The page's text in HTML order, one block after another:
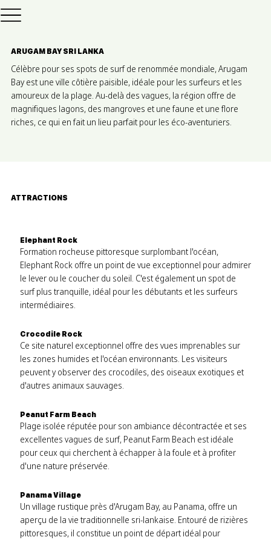
ARUGAM BAY SRI LANKA
Célèbre pour ses spots de surf de renommée mondiale, Arugam
Bay est une ville côtière paisible, idéale pour les surfeurs et les
amoureux de la plage. Au-delà des vagues, la région offre de
magnifiques lagons, des mangroves et une faune et une flore
riches, ce qui en fait un lieu parfait pour les éco-aventuriers.
ATTRACTIONS
Elephant Rock
Formation rocheuse pittoresque surplombant l'océan,
Elephant Rock offre un point de vue exceptionnel pour admirer
le lever ou le coucher du soleil. C'est également un spot de
surf plus tranquille, idéal pour les débutants et les surfeurs
intermédiaires.
Crocodile Rock
Ce site naturel exceptionnel offre des vues imprenables sur
les zones humides et l'océan environnants. Les visiteurs
peuvent y observer des crocodiles, des oiseaux exotiques et
d'autres animaux sauvages.
Peanut Farm Beach
Plage isolée réputée pour son ambiance décontractée et ses
excellentes vagues de surf, Peanut Farm Beach est idéale
pour ceux qui cherchent à échapper à la foule et à profiter
d'une nature préservée.
Panama Village
Un village rustique près d'Arugam Bay, au Panama, offre un
aperçu de la vie traditionnelle sri-lankaise. Entouré de rizières
pittoresques, il constitue un point de départ idéal pour